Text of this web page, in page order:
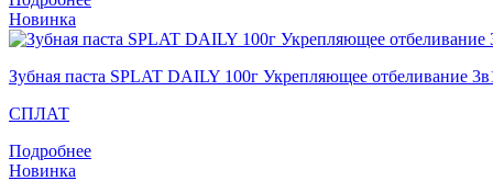
Новинка
Зубная паста SPLAT DAILY 100г Укрепляющее отбеливание
СПЛАТ
Подробнее
Новинка